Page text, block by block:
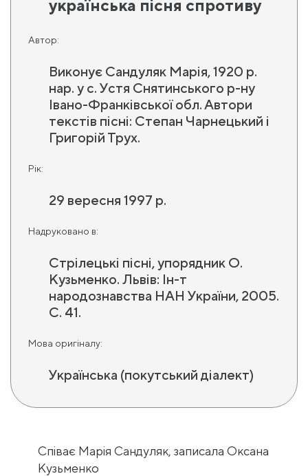
українська пісня спротиву
Автор:
Виконує Сандуляк Марія, 1920 р.
нар. у с. Устя Снятинського р-ну
Івано-Франківської обл. Автори
текстів пісні: Степан Чарнецький і
Григорій Трух.
Рік:
29 вересня 1997 р.
Надруковано в:
Стрілецькі пісні, упорядник О.
Кузьменко. Львів: Ін-т
народознавства НАН України, 2005.
С. 41.
Мова оригіналу:
Українська (покутський діалект)
Співає Марія Сандуляк, записала Оксана
Кузьменко